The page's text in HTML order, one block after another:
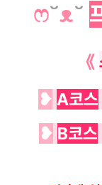
ෆ˘ᴥ˘
《
❥ A코스
❥ B코스